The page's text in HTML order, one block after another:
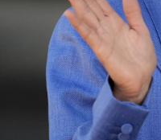
2026-07-23発売
最新号を試し読み